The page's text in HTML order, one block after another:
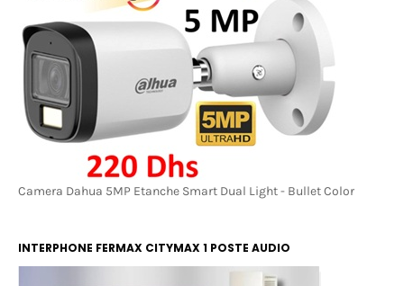
Camera Dahua 5MP Etanche Smart Dual Light - Bullet Color
INTERPHONE FERMAX CITYMAX 1 POSTE AUDIO